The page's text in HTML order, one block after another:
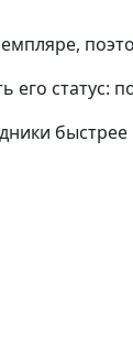
его статус:
быстрее